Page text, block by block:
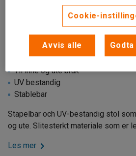
Til inne og ute bruk
UV bestandig
Stablebar
Stapelbar och UV-bestandig stol
og ute. Slitesterkt materiale som er
Les mer
Cookie-
Avvis alle